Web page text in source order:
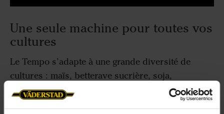
Une seule machine pour toutes vos
cultures
Le Tempo s’adapte à une grande diversité de
cultures : maïs, betterave sucrière, soja,
tournesol, colza, coton, sorgho & bien d'autres
encore.